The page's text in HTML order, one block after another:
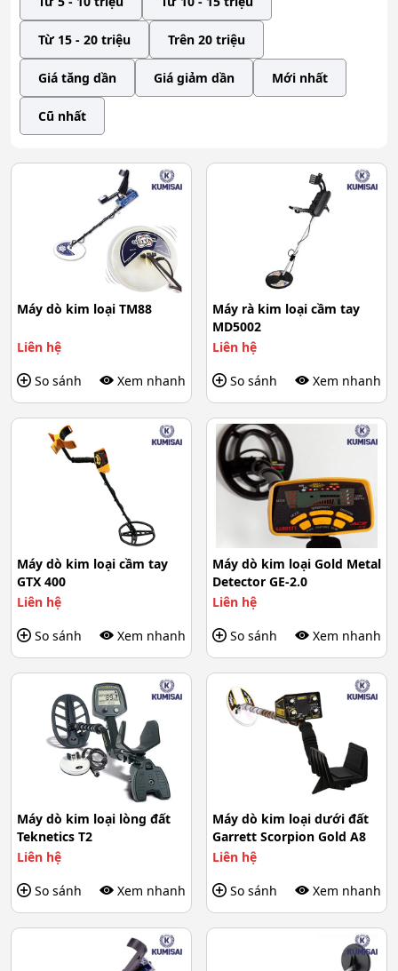
Từ 15 - 20 triệu Trên 20 triệu
Giá tăng dần Giá giảm dần Mới nhất
Cũ nhất
Máy dò kim loại TM88
Liên hệ
So sánh
Xem nhanh
Máy rà kim loại cầm tay
MD5002
Liên hệ
So sánh
Xem nhanh
Máy dò kim loại cầm tay
GTX 400
Liên hệ
So sánh
Xem nhanh
Máy dò kim loại Gold Metal
Detector GE-2.0
Liên hệ
So sánh
Xem nhanh
Máy dò kim loại lòng đất
Teknetics T2
Liên hệ
So sánh
Xem nhanh
Máy dò kim loại dưới đất
Garrett Scorpion Gold A8
Liên hệ
So sánh
Xem nhanh